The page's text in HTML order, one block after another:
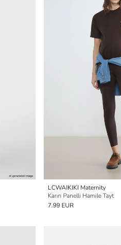
LCWAIKIKI Maternity
Karın Panelli Hamile Tayt
7.99 EUR